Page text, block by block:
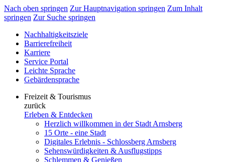
Nach oben springen Zur Hauptnavigation springen Zum Inhalt
springen Zur Suche springen
Nachhaltigkeitsziele
Barrierefreiheit
Karriere
Service Portal
Leichte Sprache
Gebärdensprache
Freizeit & Tourismus
zurück
Erleben & Entdecken
Herzlich willkommen in der Stadt Arnsberg
15 Orte - eine Stadt
Digitales Erlebnis - Schlossberg Arnsberg
Sehenswürdigkeiten & Ausflugstipps
Schlemmen & Genießen